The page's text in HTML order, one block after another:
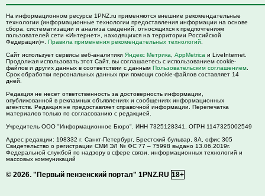
На информационном ресурсе 1PNZ.ru применяются внешние рекомендательные
технологии (информационные технологии предоставления информации на основе
сбора, систематизации и анализа сведений, относящихся к предпочтениям
пользователей сети «Интернет», находящихся на территории Российской
Федерации)». Правила применения рекомендательных технологий
Сайт использует сервисы веб-аналитики Яндекс Метрика AppMetrica и LiveInternet.
Продолжая использовать этот Сайт, вы соглашаетесь с использованием cookie-
файлов и других данных в соответствии с данным Пользовательским соглашением
Срок обработки персональных данных при помощи cookie-файлов составляет 14
дней.
Редакция не несет ответственность за достоверность информации,
опубликованной в рекламных объявлениях и сообщениях информационных
агентств. Редакция не предоставляет справочной информации. Перепечатка
материалов только по согласованию с редакцией.
Учредитель ООО "Информационное Бюро". ИНН 7325128341, ОГРН 1147325002549
Адрес редакции: 198332 г. Санкт-Петербург, Брестский бульвар, 8А, офис 305
Свидетельство о регистрации СМИ ЭЛ № ФС 77 – 75998 выдано 13.06.2019г.
Федеральной службой по надзору в сфере связи, информационных технологий и
массовых коммуникаций
© 2026. "Первый пензенский портал" 1PNZ.RU 18+